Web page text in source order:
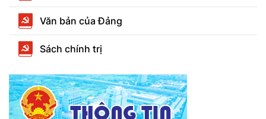
Văn bản của Đảng
Sách chính trị